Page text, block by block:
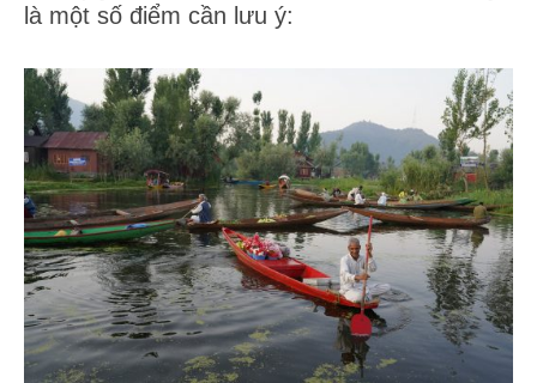
là một số điểm cần lưu ý: